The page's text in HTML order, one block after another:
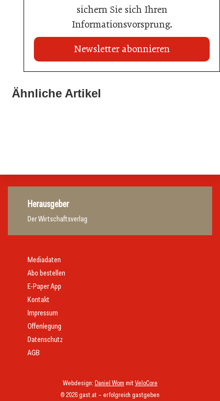
sichern Sie sich Ihren
Informationsvorsprung.
Newsletter abonnieren
Ähnliche Artikel
Brauerei Schwechat: Georg Gartner wird neuer
Herausgeber
Der Wirtschaftsverlag
© 2026 gast.at – erfolgreich gastgeben
Webdesign: Daniel Wom mitVeloCore
Mediadaten
Abo bestellen
E-Paper App
Kontakt
Impressum
Offenlegung
Datenschutz
AGB